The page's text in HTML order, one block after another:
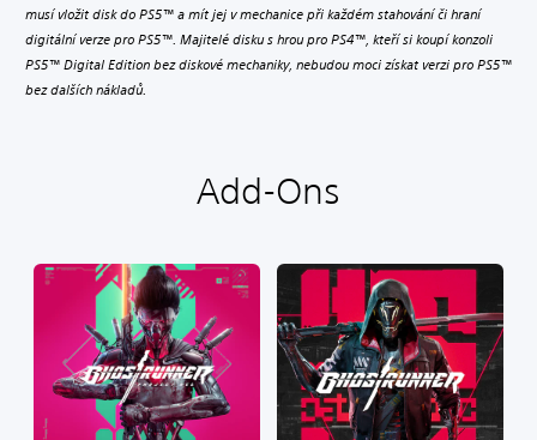
musí vložit disk do PS5™ a mít jej v mechanice při každém stahování či hraní
digitální verze pro PS5™. Majitelé disku s hrou pro PS4™, kteří si koupí konzoli
PS5™ Digital Edition bez diskové mechaniky, nebudou moci získat verzi pro PS5™
bez dalších nákladů.
Add-Ons